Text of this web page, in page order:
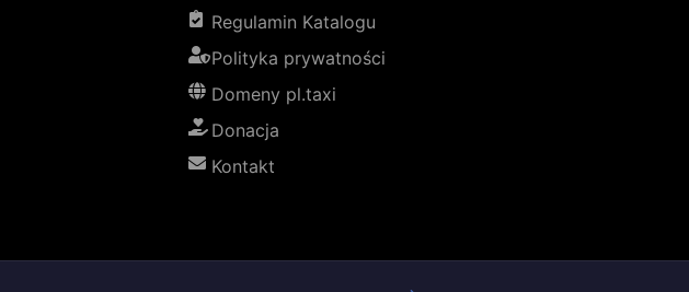
Regulamin Katalogu
Polityka prywatności
Domeny pl.taxi
Donacja
Kontakt